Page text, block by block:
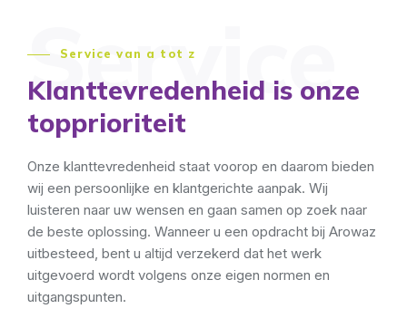
Service
Service van a tot z
Klanttevredenheid is onze
topprioriteit
Onze klanttevredenheid staat voorop en daarom bieden
wij een persoonlijke en klantgerichte aanpak. Wij
luisteren naar uw wensen en gaan samen op zoek naar
de beste oplossing. Wanneer u een opdracht bij Arowaz
uitbesteed, bent u altijd verzekerd dat het werk
uitgevoerd wordt volgens onze eigen normen en
uitgangspunten.